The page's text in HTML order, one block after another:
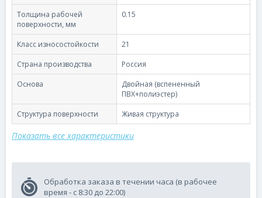
Толщина рабочей
поверхности, мм
0.15
Класс износостойкости
21
Страна производства
Россия
Основа
Двойная (вспененный
ПВХ+полиэстер)
Структура поверхности
Живая структура
Показать все характеристики
Обработка заказа в течении часа (в рабочее
время - с 8:30 до 22:00)